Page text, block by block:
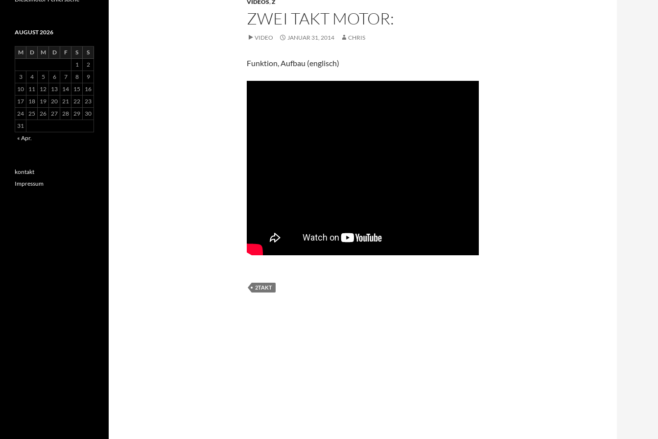
VIDEOS,Z
ZWEI TAKT MOTOR:
VIDEO JANUAR 31, 2014 CHRIS
Funktion, Aufbau (englisch)
2TAKT
AUGUST 2026
M D M D F S
S
1
2
3
4 5 6 7 8
9
10
11 12 13 14 15
16
17
18 19 20 21 22 23
24 25 26 27 28 29
30
31
« Apr.
kontakt
Impressum